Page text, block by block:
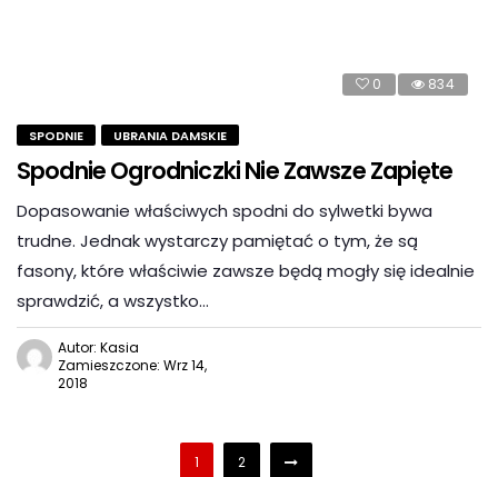
0 834
SPODNIE UBRANIA DAMSKIE
Spodnie Ogrodniczki Nie Zawsze Zapięte
Dopasowanie właściwych spodni do sylwetki bywa
trudne. Jednak wystarczy pamiętać o tym, że są
fasony, które właściwie zawsze będą mogły się idealnie
sprawdzić, a wszystko…
Autor: Kasia
Zamieszczone: Wrz 14,
2018
1 2